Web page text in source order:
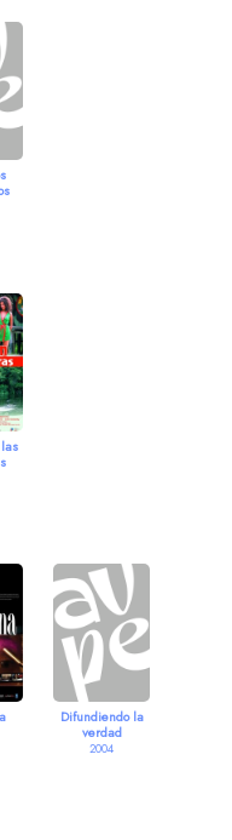
Difundiendo la
verdad
2004